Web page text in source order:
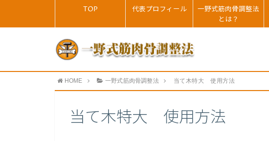
TOP 代表プロフィール
一野式筋肉骨調整法
とは？
HOME 一野式筋肉骨調整法 当て木特大 使用方法
当て木特大 使用方法